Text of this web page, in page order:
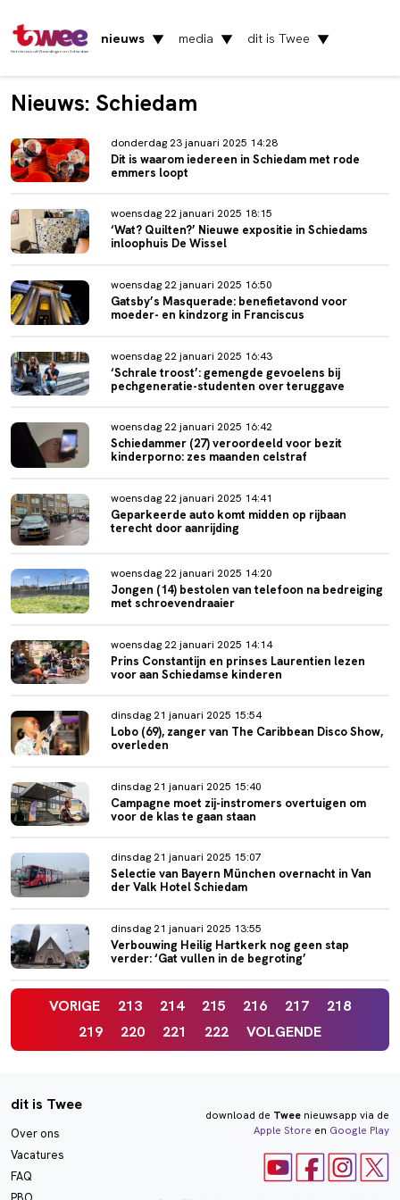
Het nieuws uit Vlaardingen en Schiedam
nieuws ▼ media ▼ dit is Twee ▼
Nieuws: Schiedam
donderdag 23 januari 2025 14:28
Dit is waarom iedereen in Schiedam met rode
emmers loopt
woensdag 22 januari 2025 18:15
‘Wat? Quilten?’ Nieuwe expositie in Schiedams
inloophuis De Wissel
woensdag 22 januari 2025 16:50
Gatsby’s Masquerade: benefietavond voor
moeder- en kindzorg in Franciscus
woensdag 22 januari 2025 16:43
‘Schrale troost’: gemengde gevoelens bij
pechgeneratie-studenten over teruggave
woensdag 22 januari 2025 16:42
Schiedammer (27) veroordeeld voor bezit
kinderporno: zes maanden celstraf
woensdag 22 januari 2025 14:41
Geparkeerde auto komt midden op rijbaan
terecht door aanrijding
woensdag 22 januari 2025 14:20
Jongen (14) bestolen van telefoon na bedreiging
met schroevendraaier
woensdag 22 januari 2025 14:14
Prins Constantijn en prinses Laurentien lezen
voor aan Schiedamse kinderen
dinsdag 21 januari 2025 15:54
Lobo (69), zanger van The Caribbean Disco Show,
overleden
dinsdag 21 januari 2025 15:40
Campagne moet zij-instromers overtuigen om
voor de klas te gaan staan
dinsdag 21 januari 2025 15:07
Selectie van Bayern München overnacht in Van
der Valk Hotel Schiedam
dinsdag 21 januari 2025 13:55
Verbouwing Heilig Hartkerk nog geen stap
verder: ‘Gat vullen in de begroting’
VORIGE 213 214 215 216 217
218
219
220 221 222 VOLGENDE
dit is Twee
Over ons
Vacatures
FAQ
download de Tweenieuwsapp via de
Apple Store en Google Play